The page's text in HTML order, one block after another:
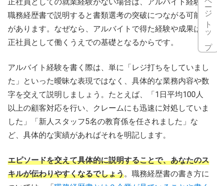
職務経歴書で説明すると書類選考の突破につながる可能性
があります。なぜなら、アルバイトで得た経験や成果は、
正社員として働くうえでの基礎となるからです。
アルバイト経験を書く際は、単に「レジ打ちをしていまし
た」といった曖昧な表現ではなく、具体的な業務内容や数
字を交えて説明しましょう。たとえば、「1日平均100人
以上の顧客対応を行い、クレームにも迅速に対処していま
した」「新人スタッフ5名の教育係を任されました」な
ど、具体的な実績があればそれを明記します。
エピソードを交えて具体的に説明することで、あなたのス
キルが伝わりやすくなるでしょう。職務経歴書の書き方に
ページトップ